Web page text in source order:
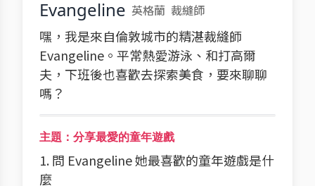
Evangeline 英格蘭 裁縫師
嘿，我是來自倫敦城市的精湛裁縫師
Evangeline。平常熱愛游泳、和打高爾
夫，下班後也喜歡去探索美食，要來聊聊
嗎？
主題：分享最愛的童年遊戲
1. 問 Evangeline 她最喜歡的童年遊戲是什
麼